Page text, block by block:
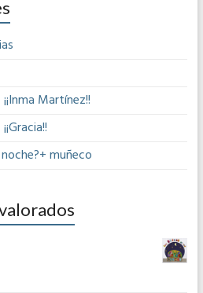
Martínez!!
muñeco